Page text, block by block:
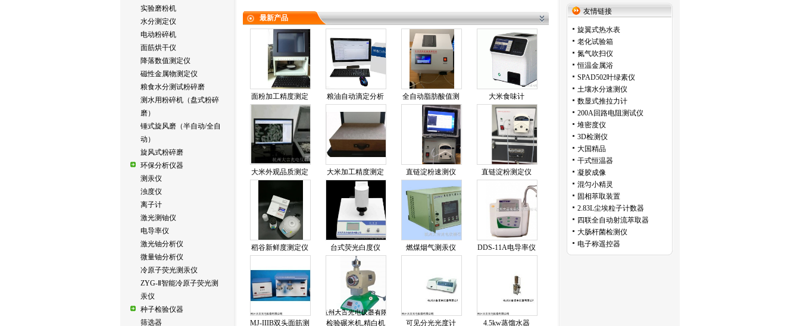
实验磨粉机
水分测定仪
电动粉碎机
面筋烘干仪
降落数值测定仪
磁性金属物测定仪
粮食水分测试粉碎磨
测水用粉碎机（盘式粉碎
磨）
锤式旋风磨（半自动/全自
动）
旋风式粉碎磨
环保分析仪器
测汞仪
浊度仪
离子计
激光测铀仪
电导率仪
激光铀分析仪
微量铀分析仪
冷原子荧光测汞仪
ZYG-Ⅱ智能冷原子荧光测
汞仪
种子检验仪器
筛选器
最新产品
面粉加工精度测定
粮油自动滴定分析
仪
全自动脂肪酸值测
定仪
大米食味计
大米外观品质测定
大米加工精度测定
仪
直链淀粉速测仪 直链淀粉测定仪
稻谷新鲜度测定仪 台式荧光白度仪 燃煤烟气测汞仪 DDS-11A电导率仪
MJ-IIIB双头面筋测 检验碾米机,精白机 可见分光光度计 4.5kw蒸馏水器
友情链接
旋翼式热水表
老化试验箱
氮气吹扫仪
恒温金属浴
SPAD502叶绿素仪
土壤水分速测仪
数显式推拉力计
200A回路电阻测试仪
堆密度仪
3D检测仪
大国精品
干式恒温器
凝胶成像
混匀小精灵
固相萃取装置
2.83L尘埃粒子计数器
四联全自动射流萃取器
大肠杆菌检测仪
电子称遥控器